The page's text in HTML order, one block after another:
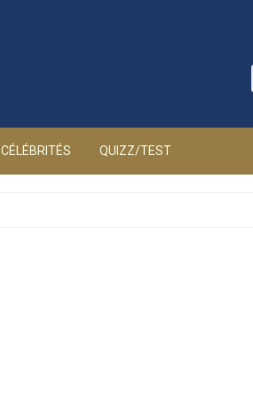
CÉLÉBRITÉS QUIZZ/TEST